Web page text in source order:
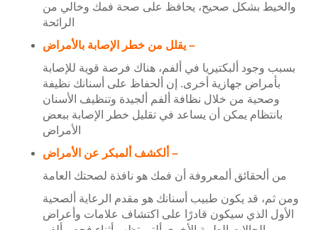
والخيط بشكل صحيح، يحافظ على صحة فمك وخالي من
الرائحة
يقلل من خطر الإصابة بالأمراض –
بسبب وجود ألبكتيريا في ألفم، هناك فرصة قوية للإصابة
بأمراض جهازية أخرى. إن ألحفاظ على أسنانك نظيفة
وصحية من خلال نظافة ألفم ألجيدة وتنظيف الأسنان
بانتظام يمكن أن يساعد في تقليل خطر الإصابة ببعض
الأمراض
ألكشف ألمبكر عن الأمراض –
من ألحقائق ألمعروفة أن فمك هو نافذة لصحتك العامة
ومن ثم، قد يكون طبيب أسنانك هو مقدم الرعاية ألصحية
الأول الذي سيكون قادرًا على اكتشاف علامات وأعراض